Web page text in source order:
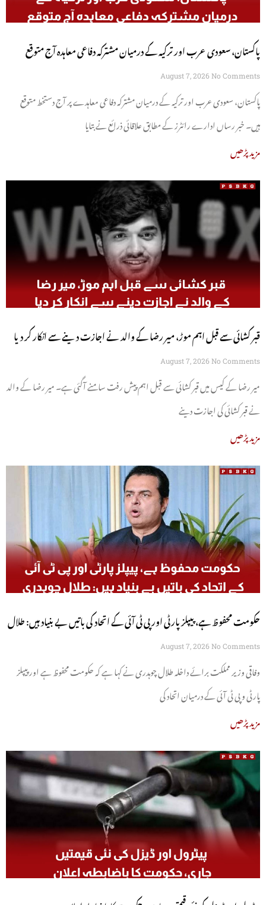
پاکستان، سعودی عرب اور ترکیہ کے درمیان مشترکہ دفاعی معاہدہ آج متوقع
August 7, 2026 No Comments
پاکستان، سعودی عرب اور ترکیہ کے درمیان مشترکہ دفاعی معاہدے پر آج دستخط متوقع
ہیں۔ خبر رساں ادارے رائٹرز کے مطابق علاقائی ذرائع نے بتایا
مزید پڑھیں
قبر کشائی سے قبل اہم موڑ، میر رضا کے والد نے اجازت دینے سے انکار کر دیا
August 7, 2026 No Comments
میر رضا کے کیس میں قبر کشائی سے قبل اہم پیش رفت سامنے آگئی ہے۔ میر رضا کے والد
نے قبر کشائی کی اجازت دینے
مزید پڑھیں
حکومت محفوظ ہے، پیپلز پارٹی اور پی ٹی آئی کے اتحاد کی باتیں بے بنیاد ہیں: طلال
چوہدری
August 7, 2026 No Comments
وفاقی وزیر مملکت برائے داخلہ طلال چوہدری نے کہا ہے کہ حکومت محفوظ ہے اور پیپلز
پارٹی و پی ٹی آئی کے درمیان اتحاد کی
مزید پڑھیں